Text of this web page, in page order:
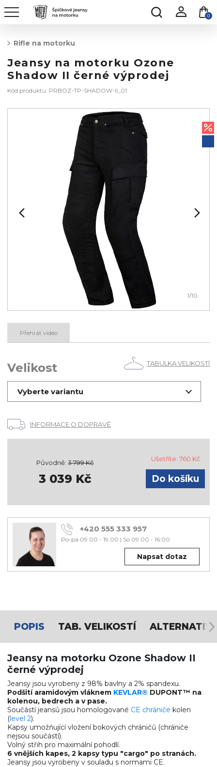
0
Rifle na motorku
Jeansy na motorku Ozone
Shadow II černé výprodej
Kód produktu: PRBOZ-TP-SHADOW-II_01
1/10
Přehrát video
Velikost TABULKA VELIKOSTÍ
Vyberte variantu
INFORMACE O DOPRAVĚ
Původně:3 799Kč
3 039 Kč
Ušetříte: 760 Kč
+420 555 333 957
Po-pá 09:00 - 19:00 | So 09:00 - 16:00
Napsat dotaz
POPIS TAB. VELIKOSTÍ
Jeansy na motorku Ozone Shadow II
černé výprodej
Jeansy jsou vyrobeny z 98% bavlny a 2% spandexu.
Podšití aramidovým vláknem KEVLAR® DUPONT™ na
kolenou, bedrech a v pase.
Součástí jeansů jsou homologované CE chrániče kolen
(level 2).
Kapsy umožňující vložení bokových chráničů (chrániče
nejsou součástí).
Volný střih pro maximální pohodlí.
6 vnějších kapes, 2 kapsy typu "cargo" po stranách.
Jeansy jsou vyrobeny v souladu s normami CE.